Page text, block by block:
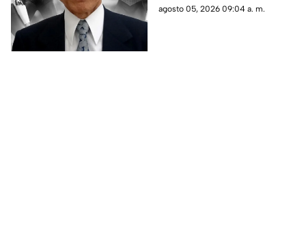
Su trabajo revolucionó series
agosto 05, 2026 09:04 a. m.